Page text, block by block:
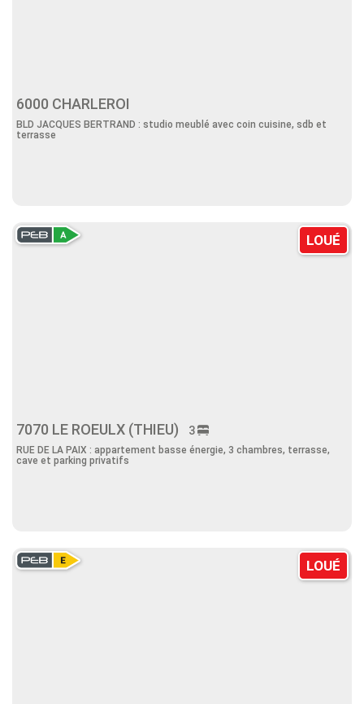
6000 CHARLEROI
BLD JACQUES BERTRAND : studio meublé avec coin cuisine, sdb et
terrasse
LOUÉ
7070 LE ROEULX (THIEU) 3
RUE DE LA PAIX : appartement basse énergie, 3 chambres, terrasse,
cave et parking privatifs
LOUÉ